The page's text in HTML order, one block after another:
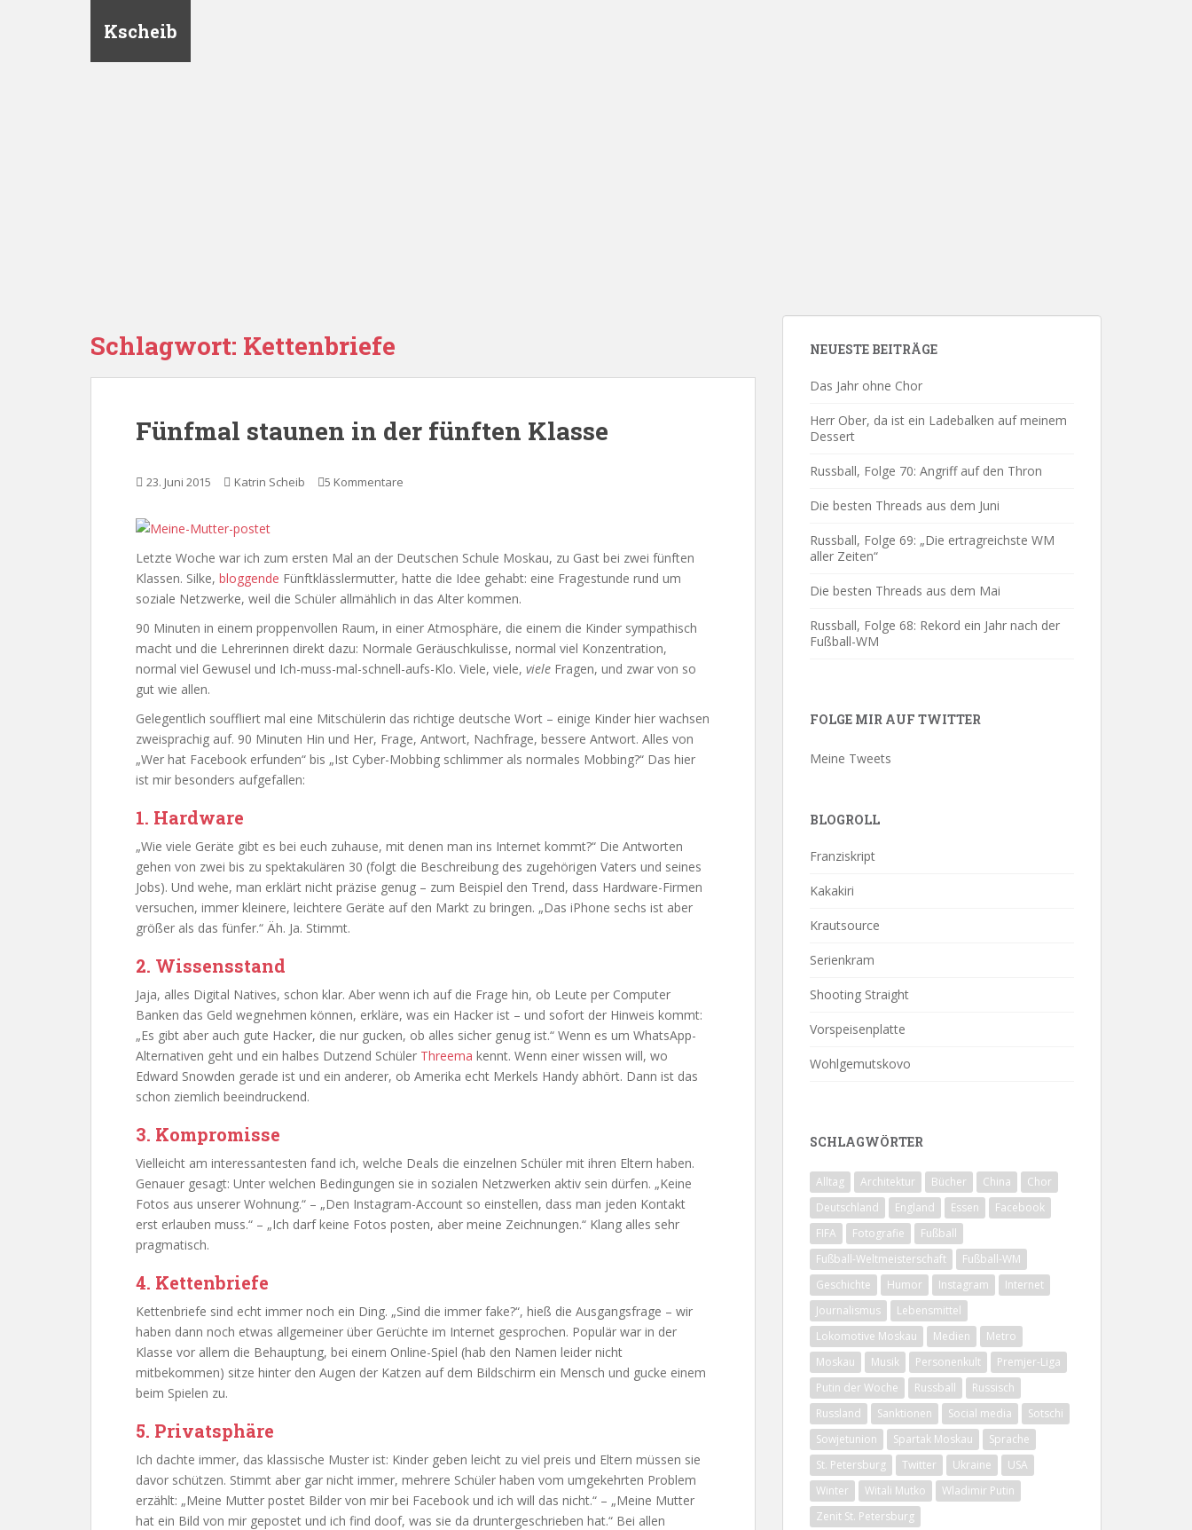
Kscheib
Schlagwort: Kettenbriefe
Fünfmal staunen in der fünften Klasse
23. Juni 2015 Katrin Scheib 5 Kommentare
Letzte Woche war ich zum ersten Mal an der Deutschen Schule Moskau, zu Gast bei zwei fünften
Klassen. Silke, bloggende Fünftklässlermutter, hatte die Idee gehabt: eine Fragestunde rund um
soziale Netzwerke, weil die Schüler allmählich in das Alter kommen.
90 Minuten in einem proppenvollen Raum, in einer Atmosphäre, die einem die Kinder sympathisch
macht und die Lehrerinnen direkt dazu: Normale Geräuschkulisse, normal viel Konzentration,
normal viel Gewusel und Ich-muss-mal-schnell-aufs-Klo. Viele, viele, viele Fragen, und zwar von so
gut wie allen.
Gelegentlich souffliert mal eine Mitschülerin das richtige deutsche Wort – einige Kinder hier wachsen
zweisprachig auf. 90 Minuten Hin und Her, Frage, Antwort, Nachfrage, bessere Antwort. Alles von
„Wer hat Facebook erfunden“ bis „Ist Cyber-Mobbing schlimmer als normales Mobbing?“ Das hier
ist mir besonders aufgefallen:
1. Hardware
„Wie viele Geräte gibt es bei euch zuhause, mit denen man ins Internet kommt?“ Die Antworten
gehen von zwei bis zu spektakulären 30 (folgt die Beschreibung des zugehörigen Vaters und seines
Jobs). Und wehe, man erklärt nicht präzise genug – zum Beispiel den Trend, dass Hardware-Firmen
versuchen, immer kleinere, leichtere Geräte auf den Markt zu bringen. „Das iPhone sechs ist aber
größer als das fünfer.“ Äh. Ja. Stimmt.
2. Wissensstand
Jaja, alles Digital Natives, schon klar. Aber wenn ich auf die Frage hin, ob Leute per Computer
Banken das Geld wegnehmen können, erkläre, was ein Hacker ist – und sofort der Hinweis kommt:
„Es gibt aber auch gute Hacker, die nur gucken, ob alles sicher genug ist.“ Wenn es um WhatsApp-
Alternativen geht und ein halbes Dutzend Schüler Threema kennt. Wenn einer wissen will, wo
Edward Snowden gerade ist und ein anderer, ob Amerika echt Merkels Handy abhört. Dann ist das
schon ziemlich beeindruckend.
3. Kompromisse
Vielleicht am interessantesten fand ich, welche Deals die einzelnen Schüler mit ihren Eltern haben.
Genauer gesagt: Unter welchen Bedingungen sie in sozialen Netzwerken aktiv sein dürfen. „Keine
Fotos aus unserer Wohnung.“ – „Den Instagram-Account so einstellen, dass man jeden Kontakt
erst erlauben muss.“ – „Ich darf keine Fotos posten, aber meine Zeichnungen.“ Klang alles sehr
pragmatisch.
4. Kettenbriefe
Kettenbriefe sind echt immer noch ein Ding. „Sind die immer fake?“, hieß die Ausgangsfrage – wir
haben dann noch etwas allgemeiner über Gerüchte im Internet gesprochen. Populär war in der
Klasse vor allem die Behauptung, bei einem Online-Spiel (hab den Namen leider nicht
mitbekommen) sitze hinter den Augen der Katzen auf dem Bildschirm ein Mensch und gucke einem
beim Spielen zu.
5. Privatsphäre
Ich dachte immer, das klassische Muster ist: Kinder geben leicht zu viel preis und Eltern müssen sie
davor schützen. Stimmt aber gar nicht immer, mehrere Schüler haben vom umgekehrten Problem
erzählt: „Meine Mutter postet Bilder von mir bei Facebook und ich will das nicht.“ – „Meine Mutter
hat ein Bild von mir gepostet und ich find doof, was sie da druntergeschrieben hat.“ Bei allen
NEUESTE BEITRÄGE
Das Jahr ohne Chor
Herr Ober, da ist ein Ladebalken auf meinem
Dessert
Russball, Folge 70: Angriff auf den Thron
Die besten Threads aus dem Juni
Russball, Folge 69: „Die ertragreichste WM
aller Zeiten“
Die besten Threads aus dem Mai
Russball, Folge 68: Rekord ein Jahr nach der
Fußball-WM
FOLGE MIR AUF TWITTER
Meine Tweets
BLOGROLL
Franziskript
Kakakiri
Krautsource
Serienkram
Shooting Straight
Vorspeisenplatte
Wohlgemutskovo
SCHLAGWÖRTER
Alltag Architektur Bücher China
Chor
Deutschland
England Essen
Facebook
FIFA
Fotografie
Fußball
Fußball-Weltmeisterschaft
Fußball-WM
Geschichte
Humor Instagram
Internet
Journalismus
Lebensmittel
Lokomotive Moskau
Medien
Metro
Moskau
Musik Personenkult
Premjer-Liga
Putin der Woche
Russball
Russisch
Russland
Sanktionen Social media
Sotschi
Sowjetunion
Spartak Moskau
Sprache
St. Petersburg
Twitter Ukraine
USA
Winter
Witali Mutko
Wladimir Putin
Zenit St. Petersburg